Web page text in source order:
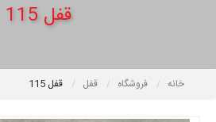
قفل 115
خانه فروشگاه قفل قفل 115